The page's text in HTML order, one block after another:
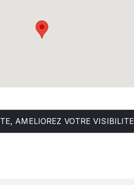
AMELIOREZ VOTRE VISIBILITE